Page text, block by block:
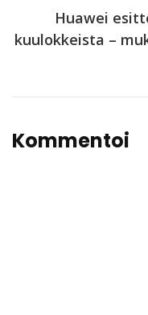
Huawei
kuulokkeista –
Kommentoi